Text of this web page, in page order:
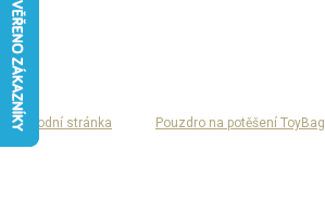
Úvodní stránka Pouzdro na potěšení ToyBag